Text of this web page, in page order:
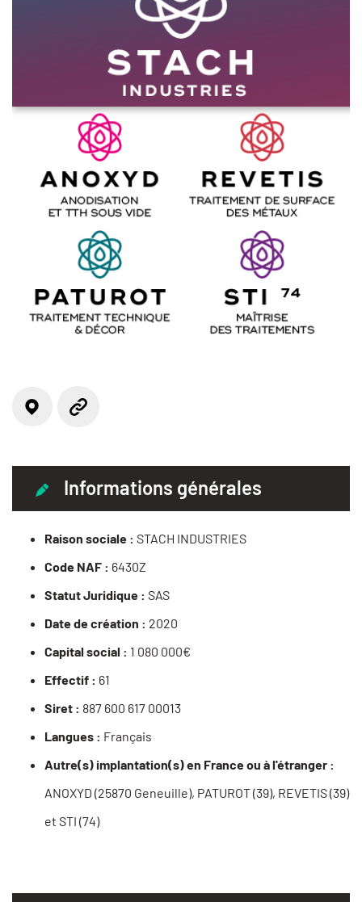
Localisation
Informations générales
Raison sociale : STACH INDUSTRIES
Code NAF : 6430Z
Statut Juridique : SAS
Date de création : 2020
Capital social : 1 080 000€
Effectif : 61
Siret : 887 600 617 00013
Langues : Français
Autre(s) implantation(s) en France ou à l'étranger :
ANOXYD (25870 Geneuille), PATUROT (39), REVETIS (39)
et STI (74)